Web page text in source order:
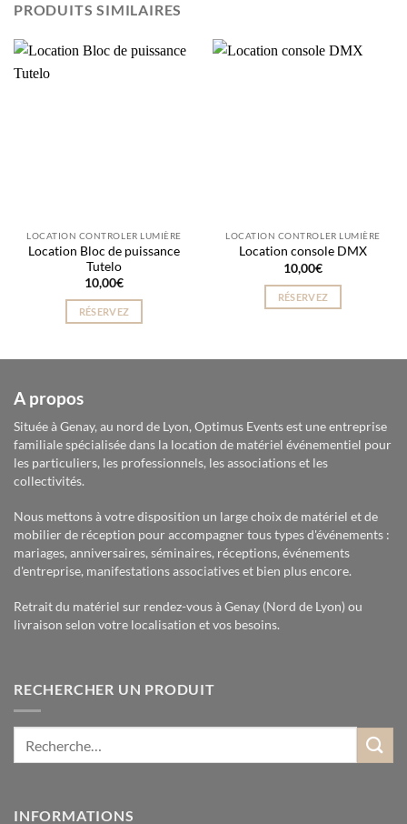
PRODUITS SIMILAIRES
LOCATION CONTROLER LUMIÈRE
Location Bloc de puissance
Tutelo
10,00€
RÉSERVEZ
LOCATION CONTROLER LUMIÈRE
Location console DMX
10,00€
RÉSERVEZ
A propos
Située à Genay, au nord de Lyon, Optimus Events est une entreprise
familiale spécialisée dans la location de matériel événementiel pour
les particuliers, les professionnels, les associations et les
collectivités.
Nous mettons à votre disposition un large choix de matériel et de
mobilier de réception pour accompagner tous types d'événements :
mariages, anniversaires, séminaires, réceptions, événements
d'entreprise, manifestations associatives et bien plus encore.
Retrait du matériel sur rendez-vous à Genay (Nord de Lyon) ou
livraison selon votre localisation et vos besoins.
RECHERCHER UN PRODUIT
INFORMATIONS